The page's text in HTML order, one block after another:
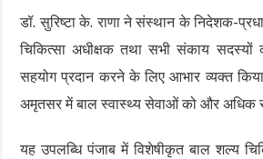
डॉ. सुरिष्टा के. राणा ने संस्थान के निदेशक-
चिकित्सा अधीक्षक तथा सभी संकाय सदस्यों
सहयोग प्रदान करने के लिए आभार व्यक्त
अमृतसर में बाल स्वास्थ्य सेवाओं को और अधिक
यह उपलब्धि पंजाब में विशेषीकृत बाल शल्य